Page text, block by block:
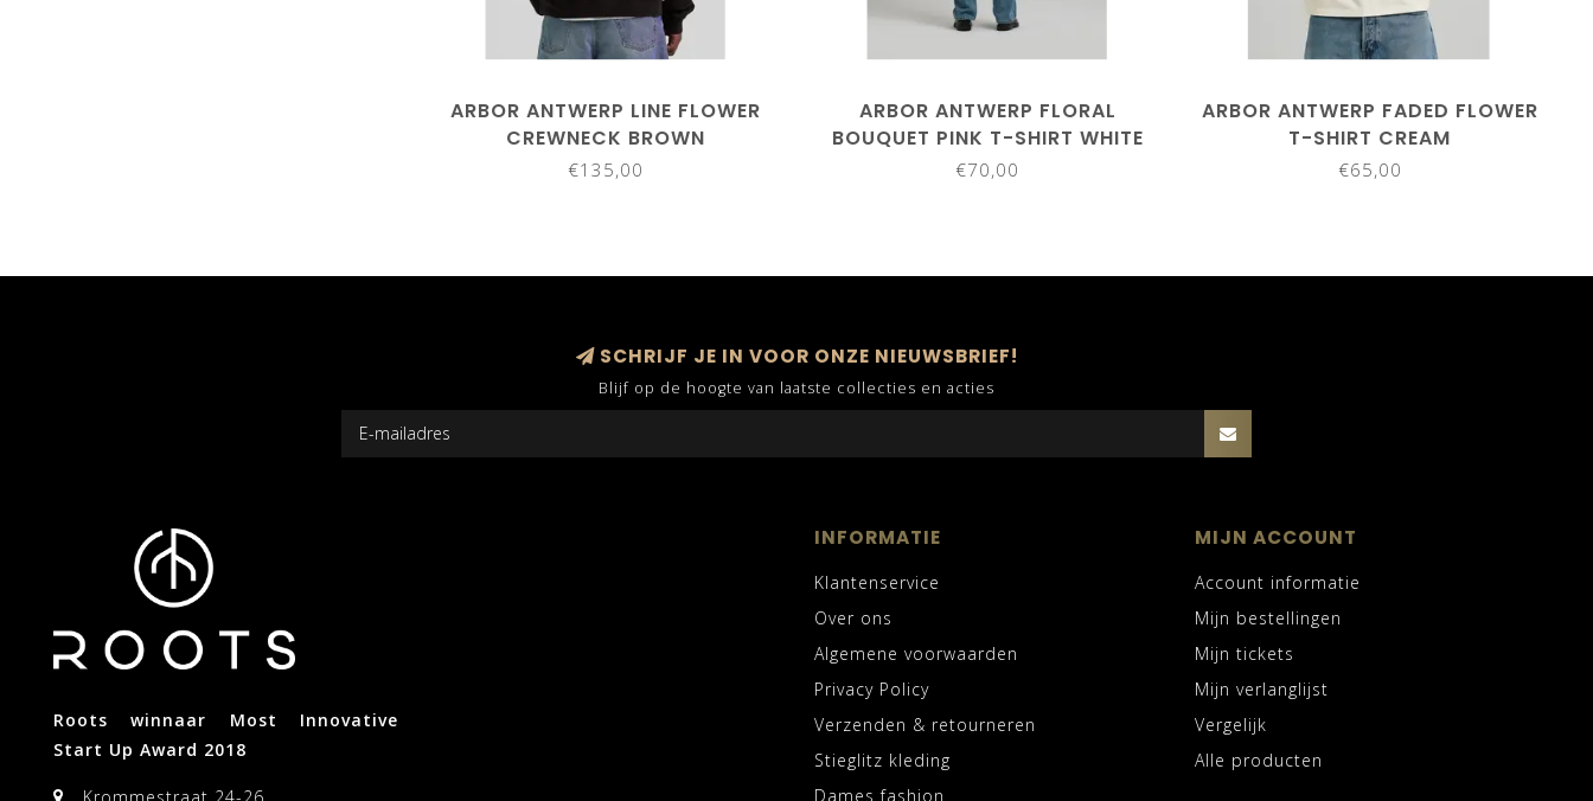
ARBOR ANTWERP LINE FLOWER
CREWNECK BROWN
€135,00
ARBOR ANTWERP FLORAL
BOUQUET PINK T-SHIRT WHITE
€70,00
ARBOR ANTWERP FADED FLOWER
T-SHIRT CREAM
€65,00
SCHRIJF JE IN VOOR ONZE NIEUWSBRIEF!
Blijf op de hoogte van laatste collecties en acties
Roots winnaar Most Innovative
Start Up Award 2018
INFORMATIE
Klantenservice
Over ons
Algemene voorwaarden
Privacy Policy
Verzenden & retourneren
Stieglitz kleding
Dames fashion
MIJN ACCOUNT
Account informatie
Mijn bestellingen
Mijn tickets
Mijn verlanglijst
Vergelijk
Alle producten